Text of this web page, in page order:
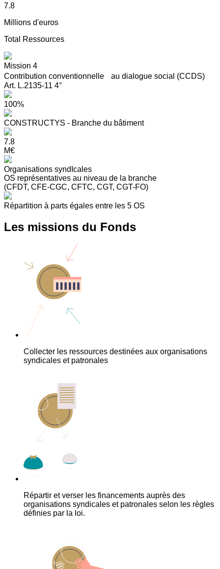
7.8
Millions d'euros
Total Ressources
Mission 4
Contribution conventionnelle au dialogue social (CCDS)
Art. L.2135-11 4°
100%
CONSTRUCTYS - Branche du bâtiment
7.8
M€
Organisations syndIcales
OS représentatives au niveau de la branche
(CFDT, CFE-CGC, CFTC, CGT, CGT-FO)
Répartition à parts égales entre les 5 OS
Les missions du Fonds
Collecter les ressources destinées aux organisations
syndicales et patronales
Répartir et verser les financements auprès des
organisations syndicales et patronales selon les règles
définies par la loi.